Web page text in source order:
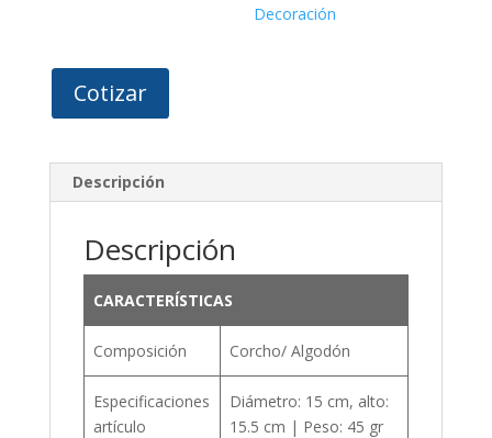
Decoración
Cotizar
Descripción
Descripción
CARACTERÍSTICAS
Composición Corcho/ Algodón
Especificaciones
artículo
Diámetro: 15 cm, alto:
15.5 cm | Peso: 45 gr